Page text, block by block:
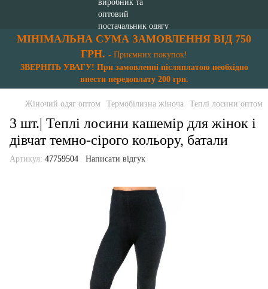
МІНІМАЛЬНА СУМА ЗАМОВЛЕННЯ ВІД 750
ГРН. - Приємних покупок!
ЗВЕРНІТЬ УВАГУ! При замовленні післяплатою необхідно
внести передоплату 200 грн.
Жіночий одяг оптом Термобілизна жіноча Теплі лосини оптом
3 шт.| Теплі лосини кашемір для жінок і
дівчат темно-сірого кольору, батали
Артикул: 47759504 Написати відгук